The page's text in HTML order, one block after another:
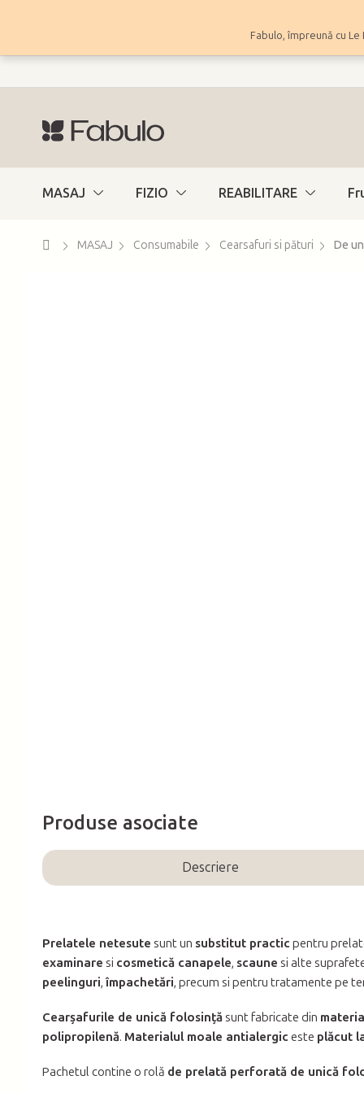
Fabulo, împreună cu
MASAJ FIZIO REABILITARE
AcasăMASAJ Consumabile Cearsafuri si pături De
Produse asociate
Descriere
Prelatele netesute sunt un substitut practic pentru
examinare si cosmetică canapele, scaune si alte
peelinguri, împachetări, precum si pentru tratamente pe
Cearșafurile de unică folosință sunt fabricate din
polipropilenă. Materialul moale antialergic este plăcut
Pachetul contine o rolă de prelată perforată de unică